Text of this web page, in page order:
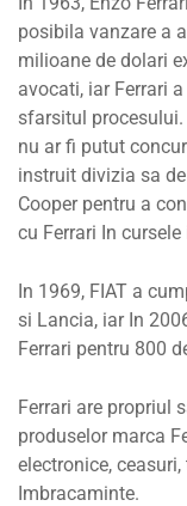
posibila vanzare a
milioane de dolari
avocati, iar Ferrari
sfarsitul
nu ar fi putut
instruit divizia sa
Cooper pentru a
cu Ferrari In
In 1969, FIAT a
si Lancia, iar In
Ferrari pentru 800
Ferrari are propriul
produselor marca
electronice,
Imbracaminte.